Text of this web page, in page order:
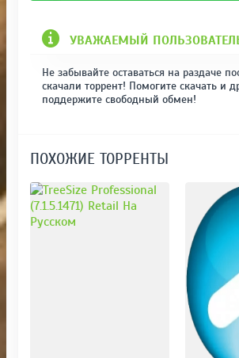
УВАЖАЕМЫЙ
Не забывайте оставаться на раздаче
скачали торрент! Помогите скачать и
поддержите свободный обмен!
ПОХОЖИЕ ТОРРЕНТЫ